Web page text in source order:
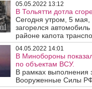
05.05.2022 13:12
В Тольятти дотла
Сегодня утром, 5 мая,
загорелся
районе капота
04.05.2022 14:01
В Минобороны
по объектам ВСУ.
В рамках выполнения
Вооруженные Силы